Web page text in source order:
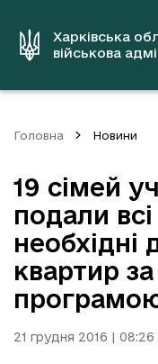
вмістуХарківська
військова
Головна Новини
19 сімей
подали
необхідні
квартир
21 грудня 2016 | 08:26